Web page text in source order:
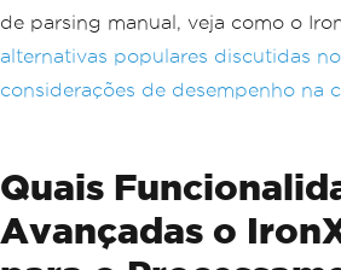
de parsing manual, veja como o
alternativas populares discutidas
considerações de desempenho na
Quais
Avançadas o